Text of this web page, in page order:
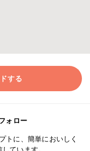
する
ォロー
トに、簡単においしく
ています。